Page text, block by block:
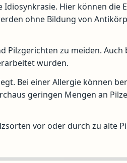
Hier können die
ohne Bildung von
Pilzgerichten zu meiden. Auch
wurden.
Bei einer Allergie können
geringen Mengen an
vor oder durch zu alte